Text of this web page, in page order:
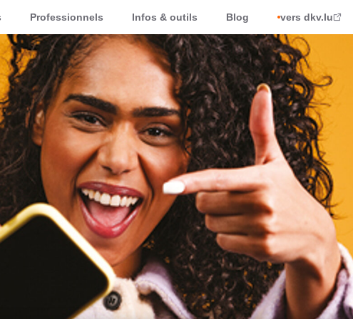
Professionnels Infos & outils Blog vers dkv.lu